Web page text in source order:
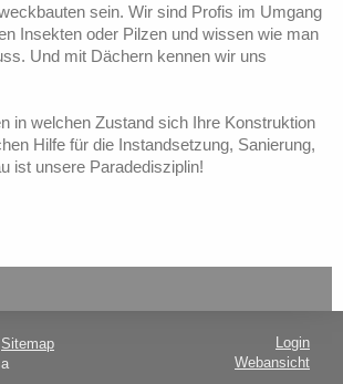
sein. Wir sind Profis im Umgang
Insekten oder Pilzen und wissen wie man
Und mit Dächern kennen wir uns
in welchen Zustand sich Ihre Konstruktion
Hilfe für die Instandsetzung, Sanierung,
ist unsere Paradedisziplin!
Sitemap
Login
Webansicht